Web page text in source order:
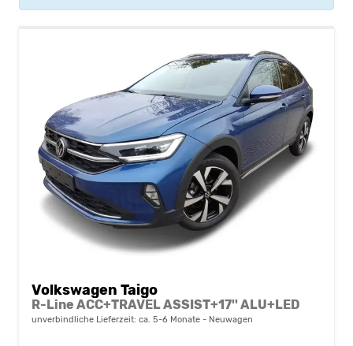
Volkswagen Taigo
R-Line ACC+TRAVEL ASSIST+17'' ALU+LED
unverbindliche Lieferzeit: ca. 5-6 Monate Neuwagen